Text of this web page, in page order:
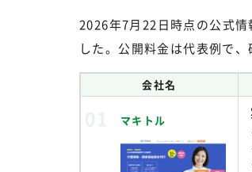
2026年7月22日時点の公式
した。公開料金は代表例で
会社名
マキトル